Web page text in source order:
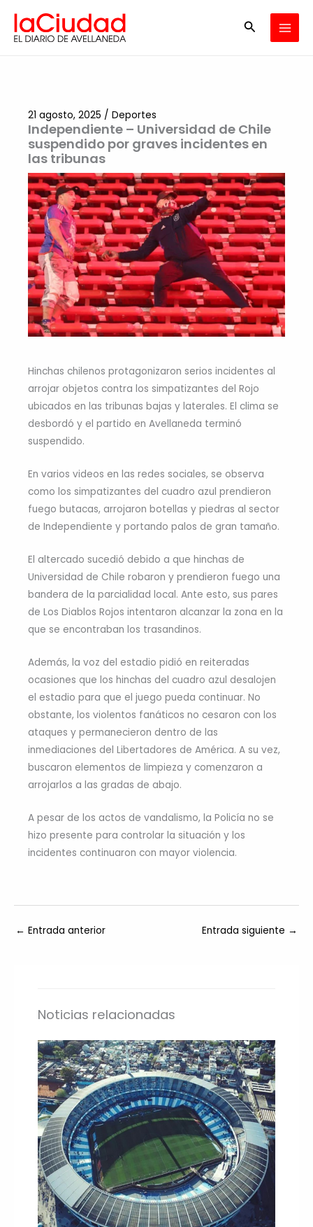
contenido
Buscar
Independiente – Universidad de Chile
suspendido por graves incidentes en
las tribunas
21 agosto, 2025 / Deportes
Hinchas chilenos protagonizaron serios incidentes al
arrojar objetos contra los simpatizantes del Rojo
ubicados en las tribunas bajas y laterales. El clima se
desbordó y el partido en Avellaneda terminó
suspendido.
En varios videos en las redes sociales, se observa
como los simpatizantes del cuadro azul prendieron
fuego butacas, arrojaron botellas y piedras al sector
de Independiente y portando palos de gran tamaño.
El altercado sucedió debido a que hinchas de
Universidad de Chile robaron y prendieron fuego una
bandera de la parcialidad local. Ante esto, sus pares
de Los Diablos Rojos intentaron alcanzar la zona en la
que se encontraban los trasandinos.
Además, la voz del estadio pidió en reiteradas
ocasiones que los hinchas del cuadro azul desalojen
el estadio para que el juego pueda continuar. No
obstante, los violentos fanáticos no cesaron con los
ataques y permanecieron dentro de las
inmediaciones del Libertadores de América. A su vez,
buscaron elementos de limpieza y comenzaron a
arrojarlos a las gradas de abajo.
A pesar de los actos de vandalismo, la Policía no se
hizo presente para controlar la situación y los
incidentes continuaron con mayor violencia.
← Entrada anterior Entrada siguiente →
Noticias relacionadas